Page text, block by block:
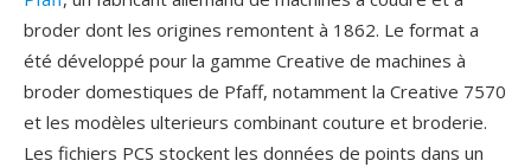
broder dont les origines remontent à 1862. Le format a
été développé pour la gamme Creative de machines à
broder domestiques de Pfaff, notamment la Creative 7570
et les modèles ulterieurs combinant couture et broderie.
Les fichiers PCS stockent les données de points dans un